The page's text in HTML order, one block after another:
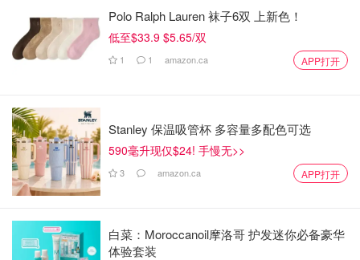
Polo Ralph Lauren 袜子6双 上新色！
低至$33.9 $5.65/双
1 1 amazon.ca APP打开
Stanley 保温吸管杯 多容量多配色可选
590毫升现仅$24! 手慢无>>
3 amazon.ca APP打开
白菜：Moroccanoil摩洛哥 护发迷你必备豪华
体验套装